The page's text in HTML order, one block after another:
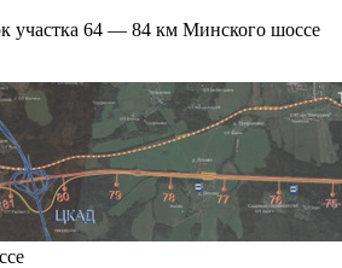
участка 64 — 84 км Минского шоссе